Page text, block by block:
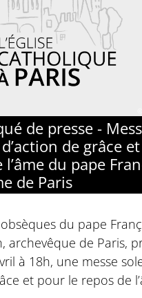
de presse -
de grâce
du pape
de Paris
du pape
archevêque de Paris,
à 18h, une messe
et pour le repos de